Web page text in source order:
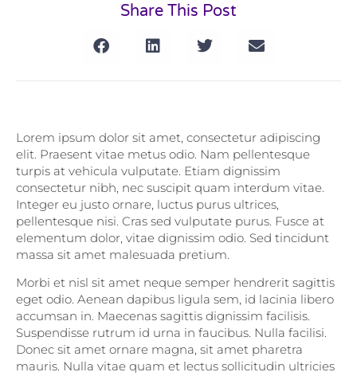
Share This Post
Lorem ipsum dolor sit amet, consectetur adipiscing
elit. Praesent vitae metus odio. Nam pellentesque
turpis at vehicula vulputate. Etiam dignissim
consectetur nibh, nec suscipit quam interdum vitae.
Integer eu justo ornare, luctus purus ultrices,
pellentesque nisi. Cras sed vulputate purus. Fusce at
elementum dolor, vitae dignissim odio. Sed tincidunt
massa sit amet malesuada pretium.
Morbi et nisl sit amet neque semper hendrerit sagittis
eget odio. Aenean dapibus ligula sem, id lacinia libero
accumsan in. Maecenas sagittis dignissim facilisis.
Suspendisse rutrum id urna in faucibus. Nulla facilisi.
Donec sit amet ornare magna, sit amet pharetra
mauris. Nulla vitae quam et lectus sollicitudin ultricies